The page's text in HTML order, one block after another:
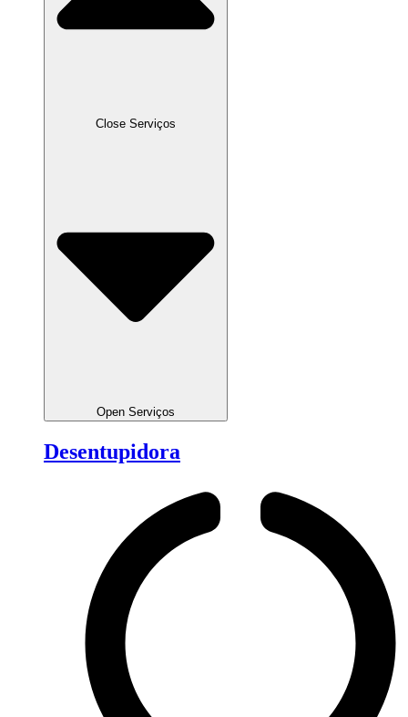
Close Serviços
Open Serviços
Desentupidora